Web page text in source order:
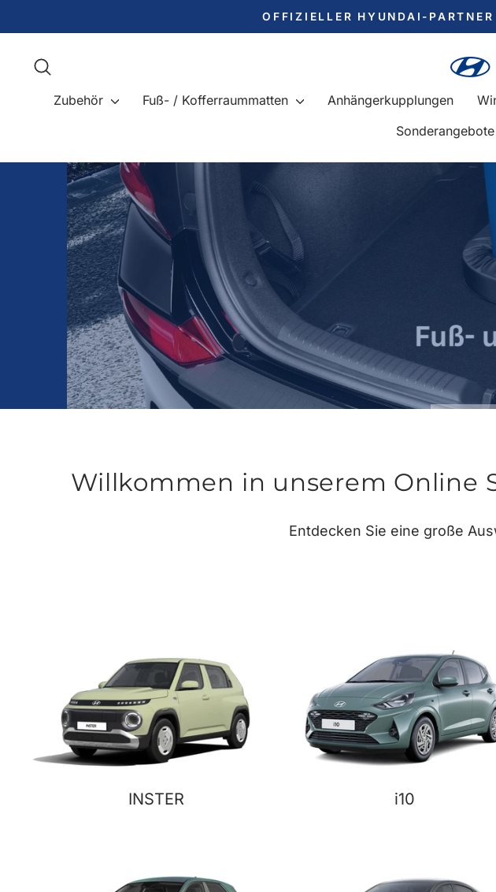
zum
OFFIZIELLER HYUNDAI-PARTNER
Zubehör Fuß- / Kofferraummatten Anhängerkupplungen
Sonderangebote
Willkommen in unserem Online
Entdecken Sie eine große
INSTER i10